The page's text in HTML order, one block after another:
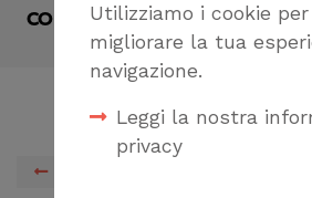
Utilizziamo i cookie per
migliorare la tua
navigazione.
Leggi la nostra
privacy
CONDIVIDI